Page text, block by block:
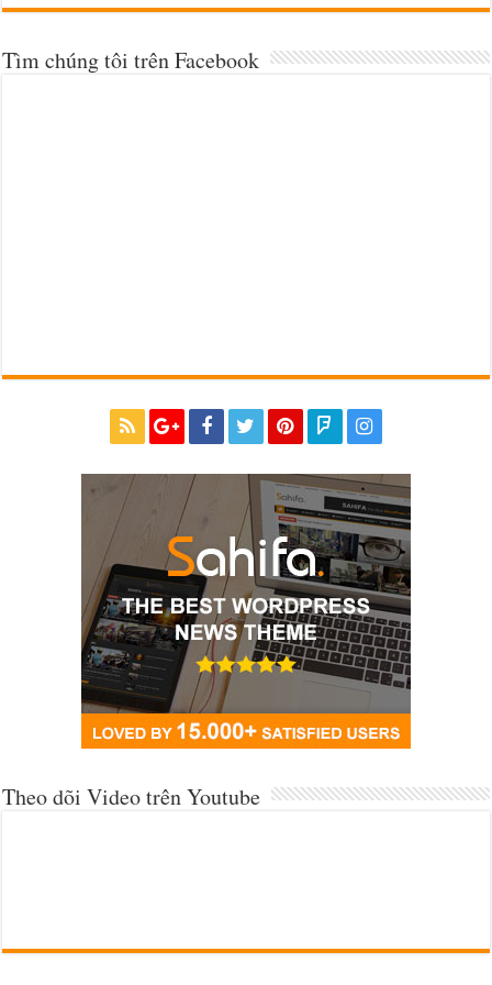
Tìm chúng tôi trên Facebook
Theo dõi Video trên Youtube